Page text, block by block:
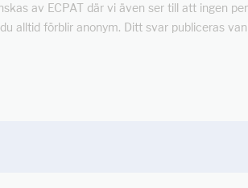
av ECPAT där vi även ser till att ingen
alltid förblir anonym. Ditt svar publiceras